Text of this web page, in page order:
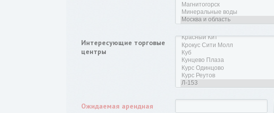
Интересующие торговые
центры
Ожидаемая арендная